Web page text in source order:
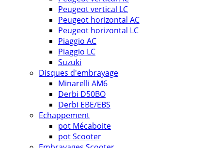
Peugeot vertical LC
Peugeot horizontal AC
Peugeot horizontal LC
Piaggio AC
Piaggio LC
Suzuki
Disques d'embrayage
Minarelli AM6
Derbi D50BO
Derbi EBE/EBS
Echappement
pot Mécaboite
pot Scooter